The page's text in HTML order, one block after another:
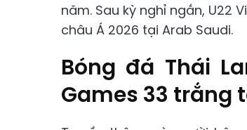
năm. Sau kỳ nghỉ ngắn, U22
châu Á 2026 tại Arab Saudi.
Bóng đá Thái
Games 33 trắng